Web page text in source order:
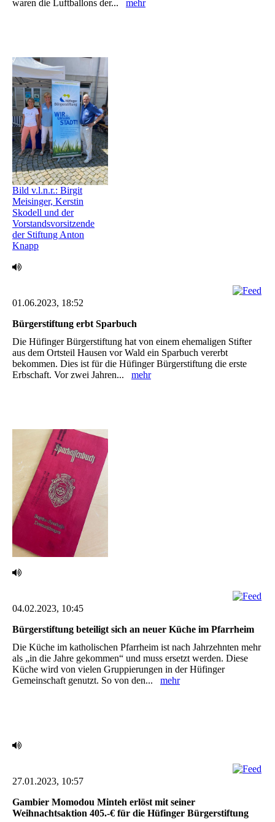
waren die Luftballons ‎der... mehr
Bild v.l.n.r.: Birgit
Meisinger, Kerstin
Skodell und der
Vorstandsvorsitzende
der Stiftung Anton
Knapp
01.06.2023, 18:52
Bürgerstiftung erbt Sparbuch
Die Hüfinger Bürgerstiftung hat von einem ehemaligen Stifter
aus dem Ortsteil ‎Hausen vor Wald ein ‎Sparbuch vererbt
bekommen. Dies ist für ‎die Hüfinger Bürgerstiftung die erste
Erbschaft. Vor zwei ‎Jahren... mehr
04.02.2023, 10:45
Bürgerstiftung beteiligt sich an neuer Küche im Pfarrheim ‎
Die Küche im katholischen Pfarrheim ist nach Jahrzehnten mehr
als „in die Jahre gekommen“ und muss ersetzt werden. Diese
Küche wird von vielen Gruppierungen in der Hüfinger
Gemeinschaft genutzt. So von den... mehr
27.01.2023, 10:57
Gambier Momodou Minteh erlöst mit seiner
Weihnachtsaktion 405.-€ für die Hüfinger ‎Bürgerstiftung